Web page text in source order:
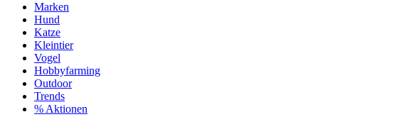
Marken
Hund
Katze
Kleintier
Vogel
Hobbyfarming
Outdoor
Trends
% Aktionen